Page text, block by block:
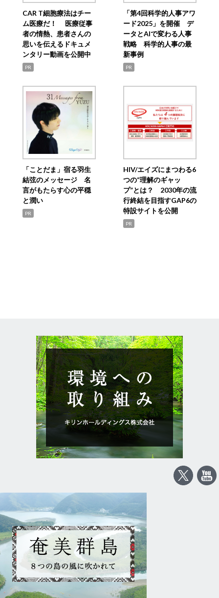
CAR T細胞療法はチー
ム医療だ！ 医療従事
者の情熱、患者さんの
思いを伝えるドキュメ
ンタリー動画を公開中
PR
「第4回科学的人事アワ
ード2025」を開催 デ
ータとAIで変わる人事
戦略 科学的人事の最
新事例
PR
「ことだま」宿る羽生
結弦のメッセージ 名
言がもたらす心の平穏
と潤い
PR
HIV/エイズにまつわる6
つの“理解のギャッ
プ”とは？ 2030年の流
行終結を目指すGAP6の
特設サイトを公開
PR